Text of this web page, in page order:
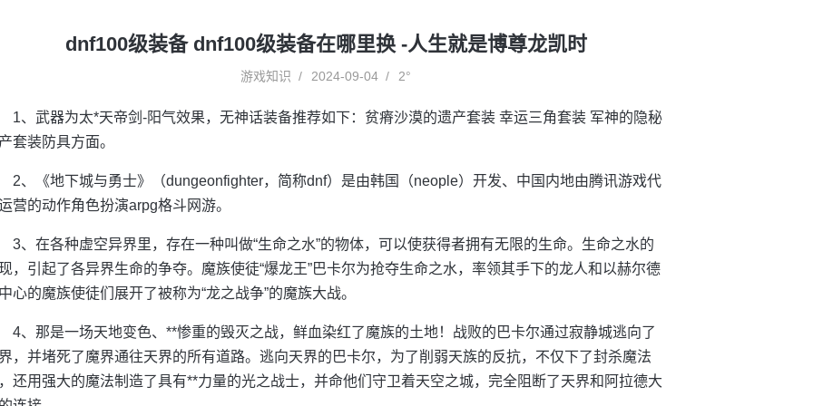
dnf100级装备 dnf100级装备在哪里换 -人生就是博尊龙凯时
游戏知识 2024-09-04 2°
1、武器为太*天帝剑-阳气效果，无神话装备推荐如下：贫瘠沙漠的遗产套装 幸运三角套装 军神的隐秘
套装防具方面。
2、《地下城与勇士》（dungeonfighter，简称dnf）是由韩国（neople）开发、中国内地由腾讯游戏代
营的动作角色扮演arpg格斗网游。
3、在各种虚空异界里，存在一种叫做“生命之水”的物体，可以使获得者拥有无限的生命。生命之水的
，引起了各异界生命的争夺。魔族使徒“爆龙王”巴卡尔为抢夺生命之水，率领其手下的龙人和以赫尔德
心的魔族使徒们展开了被称为“龙之战争”的魔族大战。
4、那是一场天地变色、**惨重的毁灭之战，鲜血染红了魔族的土地！战败的巴卡尔通过寂静城逃向了
，并堵死了魔界通往天界的所有道路。逃向天界的巴卡尔，为了削弱天族的反抗，不仅下了封杀魔法
还用强大的魔法制造了具有**力量的光之战士，并命他们守卫着天空之城，完全阻断了天界和阿拉德大